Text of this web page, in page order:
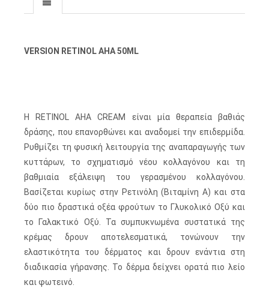
VERSION RETINOL AHA 50ML
Η RETINOL AHA CREAM είναι μία θεραπεία βαθιάς
δράσης, που επανορθώνει και αναδομεί την επιδερμίδα.
Ρυθμίζει τη φυσική λειτουργία της αναπαραγωγής των
κυττάρων, το σχηματισμό νέου κολλαγόνου και τη
βαθμιαία εξάλειψη του γερασμένου κολλαγόνου.
Βασίζεται κυρίως στην Ρετινόλη (Βιταμίνη Α) και στα
δύο πιο δραστικά οξέα φρούτων το Γλυκολικό Οξύ και
το Γαλακτικό Οξύ. Τα συμπυκνωμένα συστατικά της
κρέμας δρουν αποτελεσματικά, τονώνουν την
ελαστικότητα του δέρματος και δρουν ενάντια στη
διαδικασία γήρανσης. Το δέρμα δείχνει ορατά πιο λείο
και φωτεινό.